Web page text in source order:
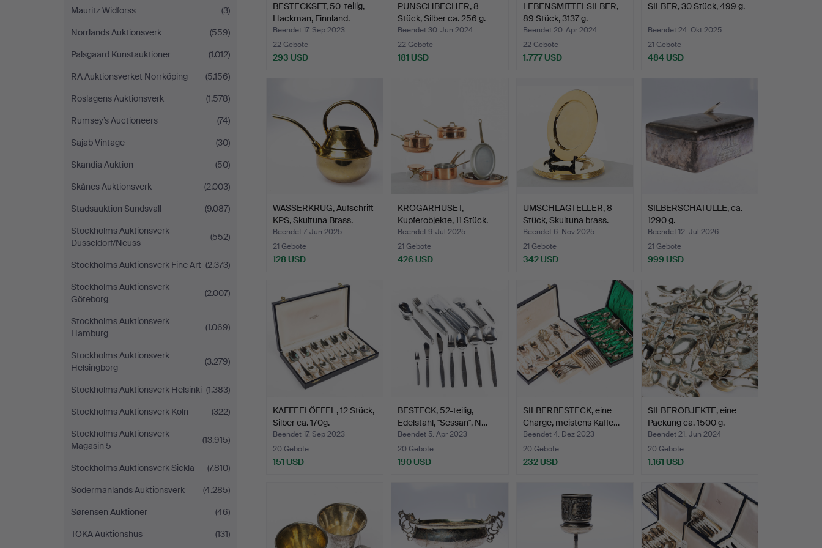
Mauritz Widforss
(3)
Norrlands Auktionsverk
(559)
Palsgaard Kunstauktioner
(1.012)
RA Auktionsverket Norrköping
(5.156)
Roslagens Auktionsverk
(1.578)
Rumsey’s Auctioneers
(74)
Sajab Vintage
(30)
Skandia Auktion
(50)
Skånes Auktionsverk
(2.003)
Stadsauktion Sundsvall
(9.087)
Stockholms Auktionsverk
Düsseldorf/Neuss
(552)
Stockholms Auktionsverk Fine Art (2.373)
Stockholms Auktionsverk
Göteborg
(2.007)
Stockholms Auktionsverk
Hamburg
(1.069)
Stockholms Auktionsverk
Helsingborg
(3.279)
Stockholms Auktionsverk Helsinki (1.383)
Stockholms Auktionsverk Köln
(322)
Stockholms Auktionsverk
Magasin 5
(13.915)
Stockholms Auktionsverk Sickla
(7.810)
Södermanlands Auktionsverk
(4.285)
Sørensen Auktioner
(46)
TOKA Auktionshus
(131)
BESTECKSET, 50-teilig,
Hackman, Finnland.
Beendet 17. Sep 2023
22 Gebote
293 USD
PUNSCHBECHER, 8
Stück, Silber ca. 256 g.
Beendet 30. Jun 2024
22 Gebote
181 USD
LEBENSMITTELSILBER,
89 Stück, 3137 g.
Beendet 20. Apr 2024
22 Gebote
1.777 USD
SILBER, 30 Stück, 499 g.
Beendet 24. Okt 2025
21 Gebote
484 USD
WASSERKRUG, Aufschrift
KPS, Skultuna Brass.
Beendet 7. Jun 2025
21 Gebote
128 USD
KRÖGARHUSET,
Kupferobjekte, 11 Stück.
Beendet 9. Jul 2025
21 Gebote
426 USD
UMSCHLAGTELLER, 8
Stück, Skultuna brass.
Beendet 6. Nov 2025
21 Gebote
342 USD
SILBERSCHATULLE, ca.
1290 g.
Beendet 12. Jul 2026
21 Gebote
999 USD
KAFFEELÖFFEL, 12 Stück,
Silber ca. 170g.
Beendet 17. Sep 2023
20 Gebote
151 USD
BESTECK, 52-teilig,
Edelstahl, "Sessan", N…
Beendet 5. Apr 2023
20 Gebote
190 USD
SILBERBESTECK, eine
Charge, meistens Kaffe…
Beendet 4. Dez 2023
20 Gebote
232 USD
SILBEROBJEKTE, eine
Packung ca. 1500 g.
Beendet 21. Jun 2024
20 Gebote
1.161 USD